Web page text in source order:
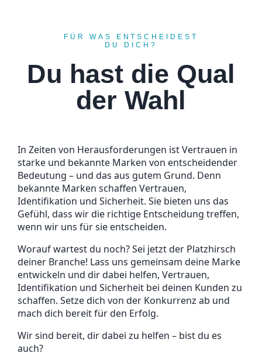
FÜR WAS ENTSCHEIDEST
DU DICH?
Du hast die Qual
der Wahl
In Zeiten von Herausforderungen ist Vertrauen in
starke und bekannte Marken von entscheidender
Bedeutung – und das aus gutem Grund. Denn
bekannte Marken schaffen Vertrauen,
Identifikation und Sicherheit. Sie bieten uns das
Gefühl, dass wir die richtige Entscheidung treffen,
wenn wir uns für sie entscheiden.
Worauf wartest du noch? Sei jetzt der Platzhirsch
deiner Branche! Lass uns gemeinsam deine Marke
entwickeln und dir dabei helfen, Vertrauen,
Identifikation und Sicherheit bei deinen Kunden zu
schaffen. Setze dich von der Konkurrenz ab und
mach dich bereit für den Erfolg.
Wir sind bereit, dir dabei zu helfen – bist du es
auch?